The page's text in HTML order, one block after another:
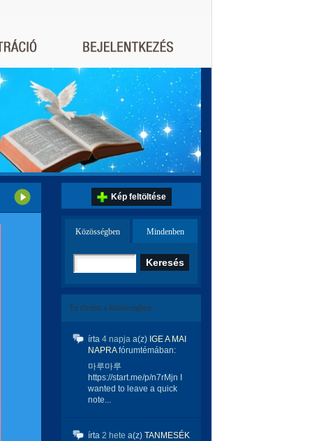
Kép feltöltése
Közösségben Mindenben
Ez történt a közösségben:
írta 4 napja a(z) IGE A MAI
NAPRAfórumtémában:
마루마루
https://start.me/p/n7rMjn I
wanted to leave a quick
note...
írta 2 hete a(z) TANMESÉK